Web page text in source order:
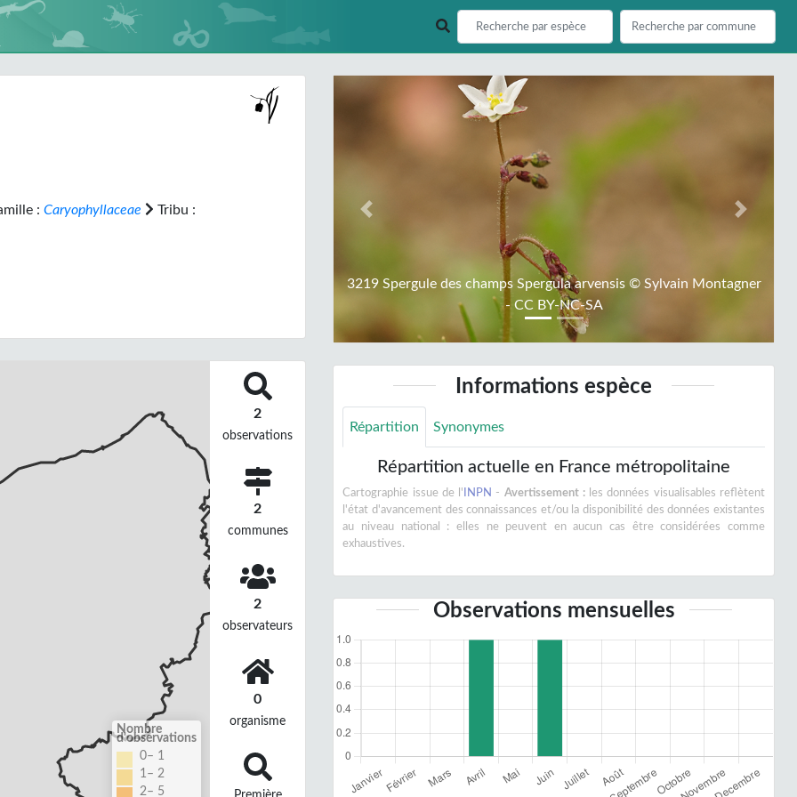
: Caryophyllaceae Tribu :
Nombre
d'observations
0– 1
1– 2
2– 5
2
observations
2
communes
2
observateurs
0
organisme
3219 Spergule des champs Spergula arvensis © Sylvain Montagner
- CC BY-NC-SA
Previous Next
Informations espèce
Répartition Synonymes
Répartition actuelle en France métropolitaine
Cartographie issue de l' INPN - Avertissement :les données visualisables reflètent
l'état d'avancement des connaissances et/ou la disponibilité des données existantes
au niveau national : elles ne peuvent en aucun cas être considérées comme
exhaustives.
Observations mensuelles